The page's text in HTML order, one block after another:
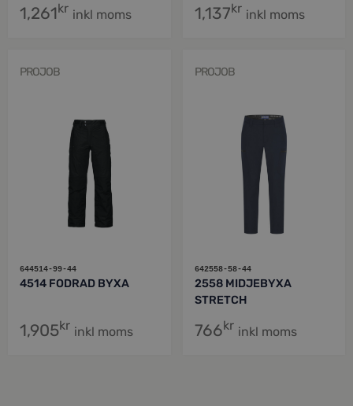
1,261kr inkl moms 1,137kr inkl moms
PROJOB
644514-99-44
4514 FODRAD BYXA
1,905kr inkl moms
PROJOB
642558-58-44
2558 MIDJEBYXA
STRETCH
766kr inkl moms